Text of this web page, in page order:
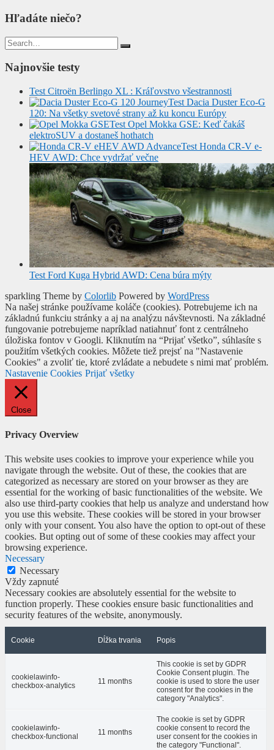
Hľadáte niečo?
Search
for:
Najnovšie testy
Test Citroën Berlingo XL : Kráľovstvo všestrannosti
Test Dacia Duster Eco-G
120: Na všetky svetové strany až ku koncu Európy
Test Opel Mokka GSE: Keď čakáš
elektroSUV a dostaneš hothatch
Test Honda CR-V e-
HEV AWD: Chce vydržať večne
Test Ford Kuga Hybrid AWD: Cena búra mýty
sparkling Theme by Colorlib Powered by WordPress
Na našej stránke používame koláče (cookies). Potrebujeme ich na
základnú funkciu stránky a aj na analýzu návštevnosti. Na základné
fungovanie potrebujeme napríklad natiahnuť font z centrálneho
úložiska fontov v Googli. Kliknutím na “Prijať všetko”, súhlasíte s
použitím všetkých cookies. Môžete tiež prejsť na "Nastavenie
Cookies" a zvoliť tie, ktoré zvládate a nebudete s nimi mať problém.
Nastavenie Cookies Prijať všetky
Close
Privacy Overview
This website uses cookies to improve your experience while you
navigate through the website. Out of these, the cookies that are
categorized as necessary are stored on your browser as they are
essential for the working of basic functionalities of the website. We
also use third-party cookies that help us analyze and understand how
you use this website. These cookies will be stored in your browser
only with your consent. You also have the option to opt-out of these
cookies. But opting out of some of these cookies may affect your
browsing experience.
Necessary
Necessary
Vždy zapnuté
Necessary cookies are absolutely essential for the website to
function properly. These cookies ensure basic functionalities and
security features of the website, anonymously.
Cookie Dĺžka trvania Popis
cookielawinfo-
checkbox-analytics
11 months
This cookie is set by GDPR
Cookie Consent plugin. The
cookie is used to store the user
consent for the cookies in the
category "Analytics".
cookielawinfo-
checkbox-functional
11 months
The cookie is set by GDPR
cookie consent to record the
user consent for the cookies in
the category "Functional".